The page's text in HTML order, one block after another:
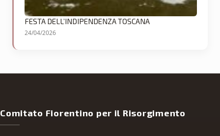
FESTA DELL’INDIPENDENZA TOSCANA
24/04/2026
Comitato Fiorentino per il Risorgimento